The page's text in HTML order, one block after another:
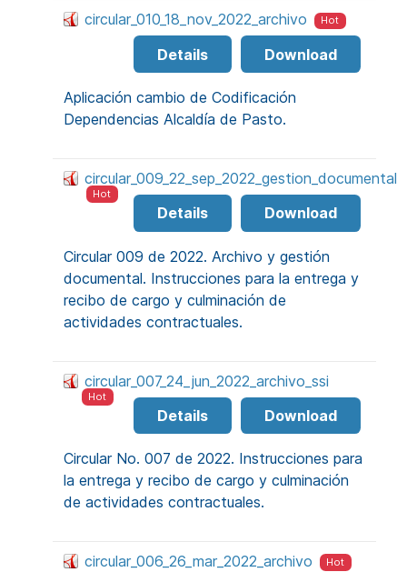
circular_010_18_nov_2022_archivo Hot
Download
Details
Aplicación cambio de Codificación
Dependencias Alcaldía de Pasto.
circular_009_22_sep_2022_gestion_documental
Hot
Download
Details
Circular 009 de 2022. Archivo y gestión
documental. Instrucciones para la entrega y
recibo de cargo y culminación de
actividades contractuales.
circular_007_24_jun_2022_archivo_ssi
Hot
Download
Details
Circular No. 007 de 2022. Instrucciones para
la entrega y recibo de cargo y culminación
de actividades contractuales.
circular_006_26_mar_2022_archivo Hot